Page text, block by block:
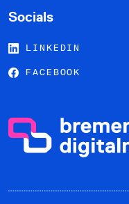
Socials
LINKEDIN
FACEBOOK